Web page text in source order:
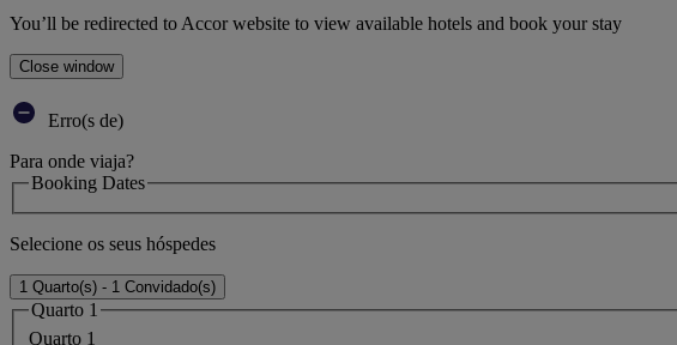
You’ll be redirected to Accor website to view available hotels and book your stay
Close window
Erro(s de)
Para onde viaja?
Booking Dates
Selecione os seus hóspedes
1 Quarto(s) - 1 Convidado(s)
Quarto 1
Quarto 1